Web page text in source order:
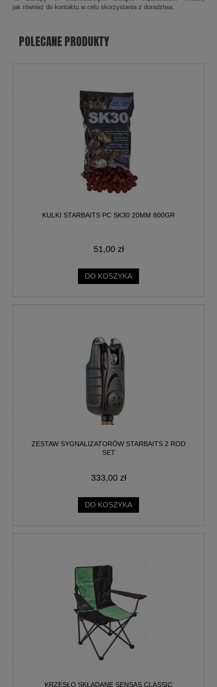
jak również do kontaktu w celu skorzystania z doradztwa.
POLECANE PRODUKTY
KULKI STARBAITS PC SK30 20MM 800GR
51,00 zł
DO KOSZYKA
ZESTAW SYGNALIZATORÓW STARBAITS 2 ROD
SET
333,00 zł
DO KOSZYKA
KRZESŁO SKŁADANE SENSAS CLASSIC